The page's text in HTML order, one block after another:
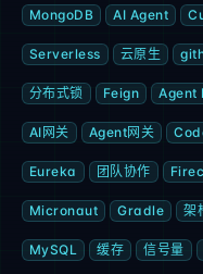
MongoDB AI Agent
Serverless 云原生
分布式锁 Feign Agent
AI网关 Agent网关
Eureka 团队协作
Micronaut Gradle 架
MySQL 缓存 信号量